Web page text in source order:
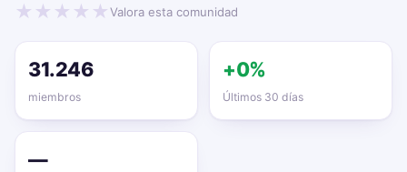
★ ★ ★ ★ ★Valora esta comunidad
31.246
miembros
+0%
Últimos 30 días
—